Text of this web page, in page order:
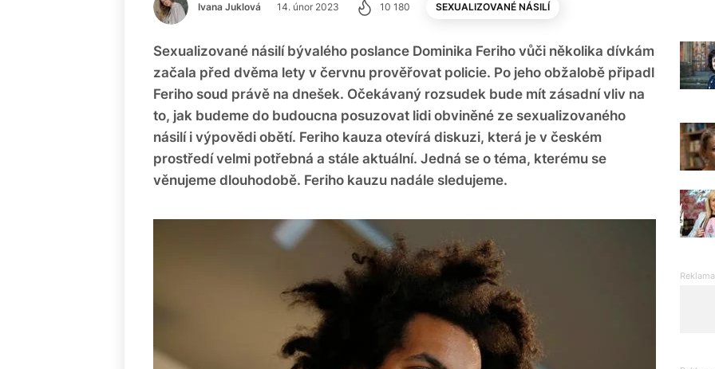
Ivana Juklová 14. únor 2023 10 180 SEXUALIZOVANÉ NÁSILÍ
Sexualizované násilí bývalého poslance Dominika Feriho vůči několika dívkám
začala před dvěma lety v červnu prověřovat policie. Po jeho obžalobě připadl
Feriho soud právě na dnešek. Očekávaný rozsudek bude mít zásadní vliv na
to, jak budeme do budoucna posuzovat lidi obviněné ze sexualizovaného
násilí i výpovědi obětí. Feriho kauza otevírá diskuzi, která je v českém
prostředí velmi potřebná a stále aktuální. Jedná se o téma, kterému se
věnujeme dlouhodobě. Feriho kauzu nadále sledujeme.